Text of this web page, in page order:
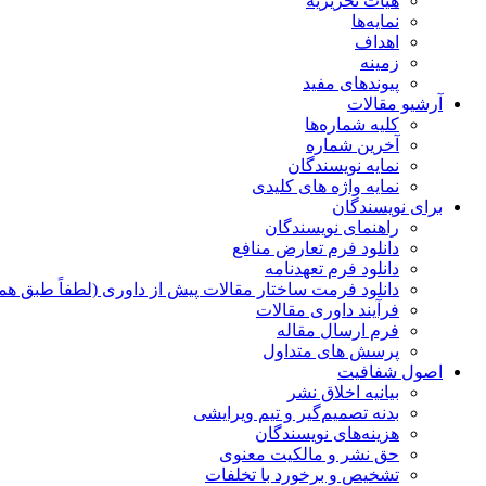
نمایه‌ها
اهداف
زمینه
پیوندهای مفید
آرشیو مقالات
کلیه شماره‌ها
آخرین شماره
نمایه نویسندگان
نمایه واژه های کلیدی
برای نویسندگان
راهنمای نویسندگان
دانلود فرم تعارض منافع
دانلود فرم تعهدنامه
دانلود فرمت ساختار مقالات پیش از داوری (لطفاً طبق
فرآیند داوری مقالات
فرم ارسال مقاله
پرسش های متداول
اصول شفافیت
بیانیه اخلاق نشر
بدنه تصمیم‌گیر و تیم ویرایشی
هزینه‌های نویسندگان
حق نشر و مالکیت معنوی
تشخیص و برخورد با تخلفات